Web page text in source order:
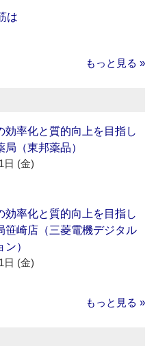
は
もっと見る »
効率化と質的向上を目指し
（東邦薬品）
日 (金)
効率化と質的向上を目指し
笹崎店（三菱電機デジタル
）
日 (金)
もっと見る »